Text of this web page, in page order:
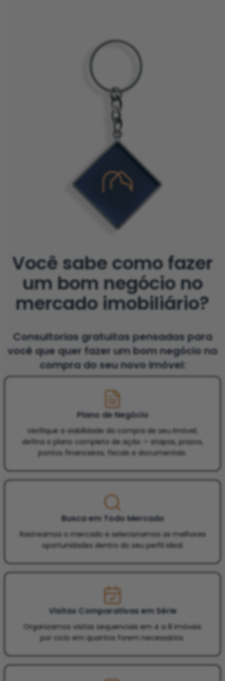
Você sabe como fazer
um bom negócio no
mercado imobiliário?
Consultorias gratuitas pensadas para
você que quer fazer um bom negócio na
compra do seu novo imóvel:
Plano de Negócio
Verifique a viabilidade da compra de seu imóvel,
defina o plano completo de ação — etapas, prazos,
pontos financeiros, fiscais e documentais.
Busca em Todo Mercado
Rastreamos o mercado e selecionamos as melhores
oportunidades dentro do seu perfil ideal.
Visitas Comparativas em Série
Organizamos visitas sequenciais em 4 a 8 imóveis
por ciclo em quantos forem necessários.